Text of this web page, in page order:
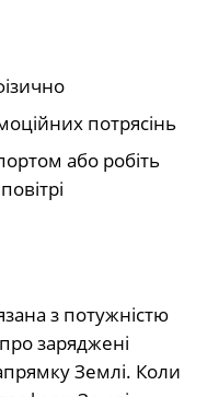
потрясінь
або робіть
з потужністю
заряджені
Землі. Коли